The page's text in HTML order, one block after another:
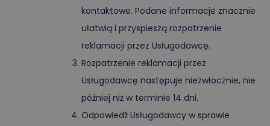
kontaktowe. Podane informacje znacznie
ułatwią i przyspieszą rozpatrzenie
reklamacji przez Usługodawcę.
Rozpatrzenie reklamacji przez
Usługodawcę następuje niezwłocznie, nie
później niż w terminie 14 dni.
Odpowiedź Usługodawcy w sprawie